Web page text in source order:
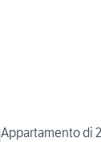
Appartamento di